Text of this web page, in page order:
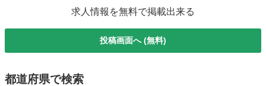
求人情報を無料で掲載出来る
投稿画面へ (無料)
都道府県で検索